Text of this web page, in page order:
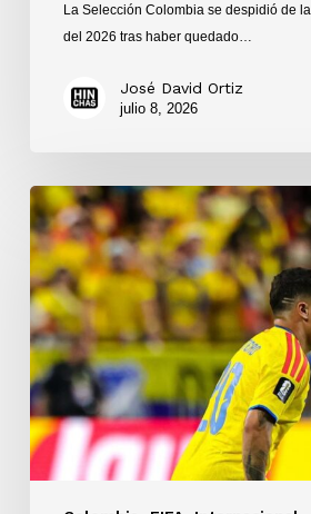
La Selección Colombia se despidió de
del 2026 tras haber quedado…
José David Ortiz
julio 8, 2026
Victoria
1-
0
de
la
Selección
Colombia
ante
la
Selección
de